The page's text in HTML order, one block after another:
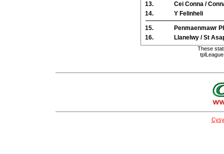
13.
Cei Conna /
14.
Y Felinheli
15.
Penmaenmawr
16.
Llanelwy / St
These